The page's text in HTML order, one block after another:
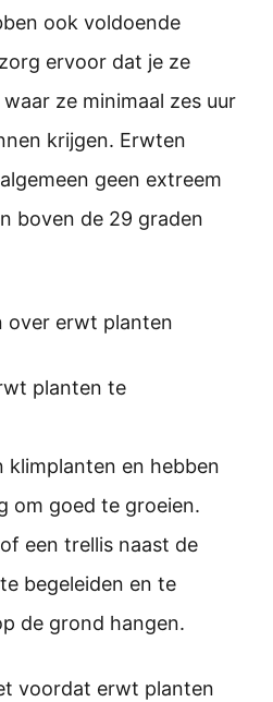
ook voldoende
ervoor dat je ze
ze minimaal zes uur
krijgen. Erwten
geen extreem
boven de 29 graden
over erwt planten
planten te
en hebben
om goed te groeien.
een trellis naast de
begeleiden en te
de grond hangen.
voordat erwt planten